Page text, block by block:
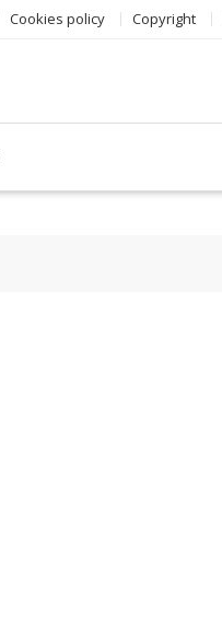
Сookies policy Copyright